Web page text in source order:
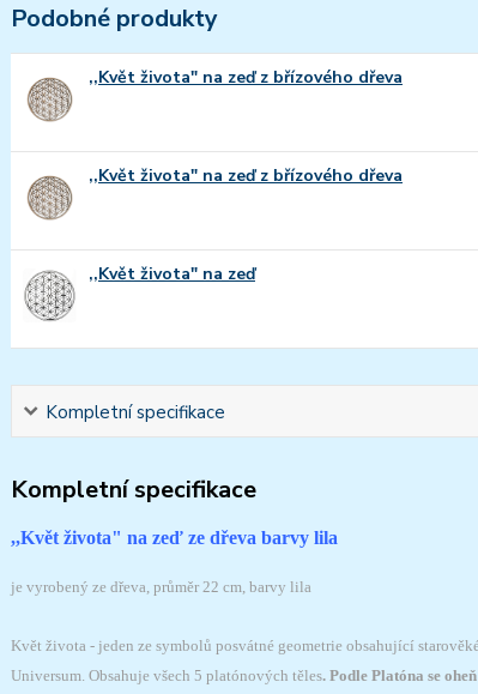
Podobné produkty
,,Květ života" na zeď z břízového dřeva
,,Květ života" na zeď z břízového dřeva
,,Květ života" na zeď
Kompletní specifikace
Kompletní specifikace
,,Květ života" na zeď ze dřeva barvy lila
je vyrobený ze dřeva, průměr 22 cm, barvy lila
Květ života - jeden ze symbolů posvátné geometrie obsahující
Universum. Obsahuje všech 5 platónových těles. Podle Platóna se